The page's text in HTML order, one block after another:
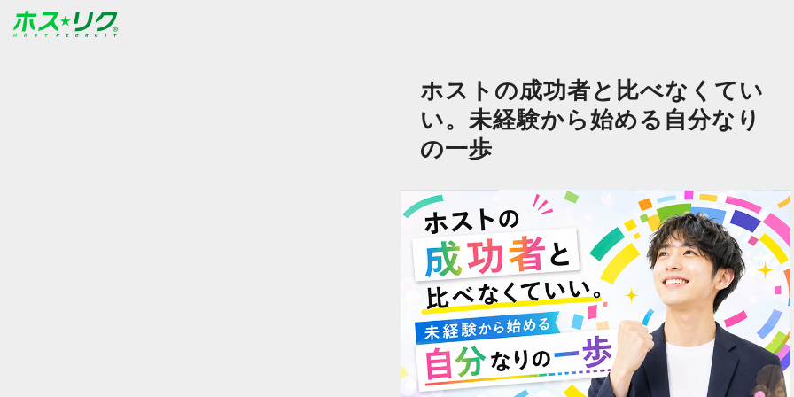
ホストの成功者と比べなくてい
い。未経験から始める自分なり
の一歩